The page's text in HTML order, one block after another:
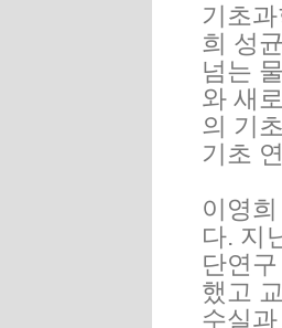
기초
희 성
넘는
와 새
의 기
기초
이영
다. 지
단연
했고
수실